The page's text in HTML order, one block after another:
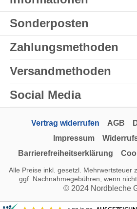
Sonderposten
Zahlungsmethoden
Versandmethoden
Social Media
Vertrag widerrufen AGB
Impressum
Barrierefreiheitserklärung
Alle Preise inkl. gesetzl. Mehrwertsteuer
ggf. Nachnahmegebühren, wenn
© 2024 Nordbleche